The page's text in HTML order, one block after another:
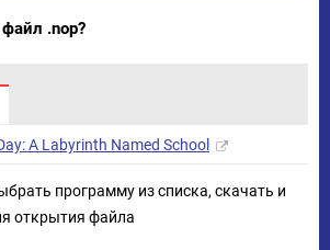
.nop?
A Labyrinth Named School
программу из списка, скачать и
открытия файла